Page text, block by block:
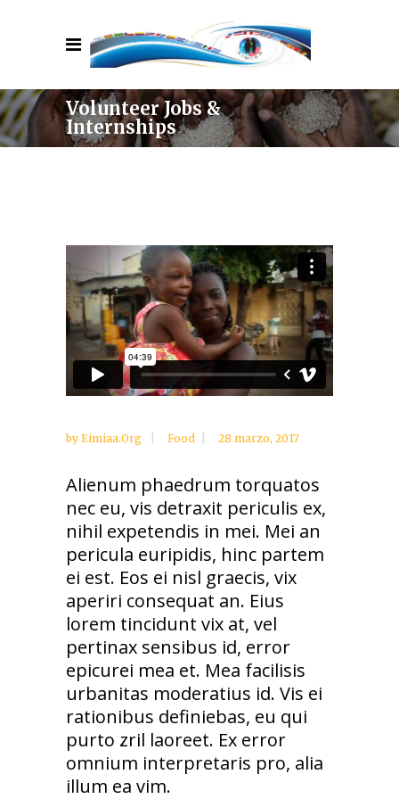
Volunteer Jobs &
Internships
by Eimiaa.org Food 28 marzo, 2017
Alienum phaedrum torquatos
nec eu, vis detraxit periculis ex,
nihil expetendis in mei. Mei an
pericula euripidis, hinc partem
ei est. Eos ei nisl graecis, vix
aperiri consequat an. Eius
lorem tincidunt vix at, vel
pertinax sensibus id, error
epicurei mea et. Mea facilisis
urbanitas moderatius id. Vis ei
rationibus definiebas, eu qui
purto zril laoreet. Ex error
omnium interpretaris pro, alia
illum ea vim.